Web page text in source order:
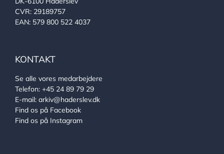
CVR: 29189757
EAN: 579 800 522 4037
KONTAKT
Se alle vores medarbejdere
Telefon: +45 24 89 79 29
E-mail: arkiv@haderslev.dk
Find os på Facebook
Find os på Instagram